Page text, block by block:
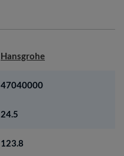
Hansgrohe
47040000
24.5
123.8